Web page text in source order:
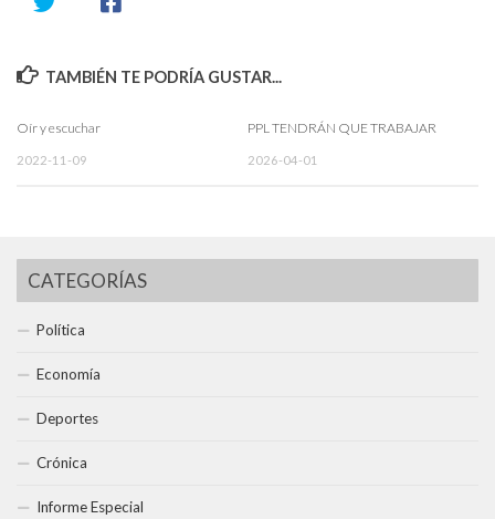
TAMBIÉN TE PODRÍA GUSTAR...
Oír y escuchar
2022-11-09
PPL TENDRÁN QUE TRABAJAR
2026-04-01
CATEGORÍAS
Política
Economía
Deportes
Crónica
Informe Especial